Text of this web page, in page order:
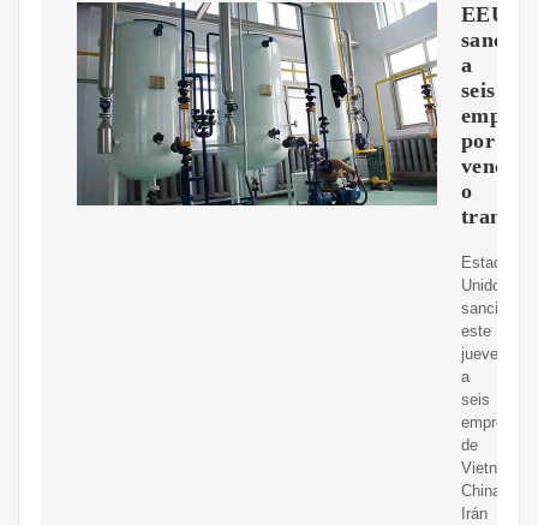
EEUU
a
seis
por
vender
o
Estados
Unidos
sancionó
este
jueves
a
seis
empresas
de
Vietnam,
China,
Irán